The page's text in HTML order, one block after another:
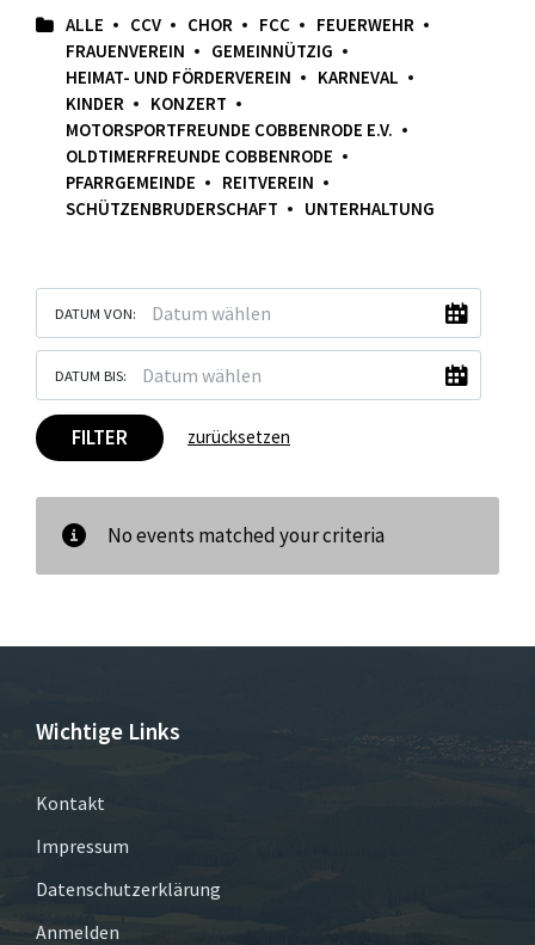
ALLE CCV CHOR FCC
FEUERWEHR
FRAUENVEREIN
GEMEINNÜTZIG
HEIMAT- UND FÖRDERVEREIN
KARNEVAL
KINDER
KONZERT
MOTORSPORTFREUNDE COBBENRODE E.V.
OLDTIMERFREUNDE COBBENRODE
PFARRGEMEINDE
REITVEREIN
SCHÜTZENBRUDERSCHAFT
UNTERHALTUNG
DATUM VON:
DATUM BIS:
FILTER zurücksetzen
No events matched your criteria
Wichtige Links
Kontakt
Impressum
Datenschutzerklärung
Anmelden